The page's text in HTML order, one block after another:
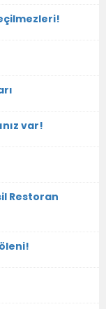
var!
Restoran